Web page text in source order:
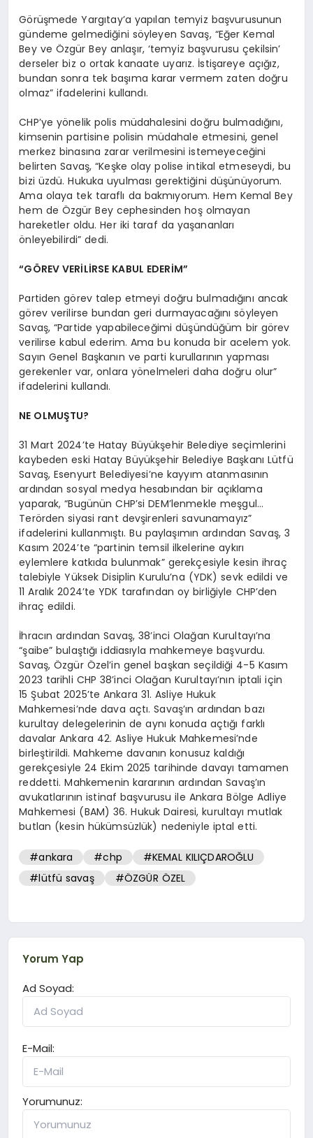
Görüşmede Yargıtay’a yapılan temyiz başvurusunun
gündeme gelmediğini söyleyen Savaş, “Eğer Kemal
Bey ve Özgür Bey anlaşır, ‘temyiz başvurusu çekilsin’
derseler biz o ortak kanaate uyarız. İstişareye açığız,
bundan sonra tek başıma karar vermem zaten doğru
olmaz” ifadelerini kullandı.
CHP’ye yönelik polis müdahalesini doğru bulmadığını,
kimsenin partisine polisin müdahale etmesini, genel
merkez binasına zarar verilmesini istemeyeceğini
belirten Savaş, “Keşke olay polise intikal etmeseydi, bu
bizi üzdü. Hukuka uyulması gerektiğini düşünüyorum.
Ama olaya tek taraflı da bakmıyorum. Hem Kemal Bey
hem de Özgür Bey cephesinden hoş olmayan
hareketler oldu. Her iki taraf da yaşananları
önleyebilirdi” dedi.
“GÖREV VERİLİRSE KABUL EDERİM”
Partiden görev talep etmeyi doğru bulmadığını ancak
görev verilirse bundan geri durmayacağını söyleyen
Savaş, “Partide yapabileceğimi düşündüğüm bir görev
verilirse kabul ederim. Ama bu konuda bir acelem yok.
Sayın Genel Başkanın ve parti kurullarının yapması
gerekenler var, onlara yönelmeleri daha doğru olur”
ifadelerini kullandı.
NE OLMUŞTU?
31 Mart 2024’te Hatay Büyükşehir Belediye seçimlerini
kaybeden eski Hatay Büyükşehir Belediye Başkanı Lütfü
Savaş, Esenyurt Belediyesi’ne kayyım atanmasının
ardından sosyal medya hesabından bir açıklama
yaparak, “Bugünün CHP’si DEM’lenmekle meşgul…
Terörden siyasi rant devşirenleri savunamayız”
ifadelerini kullanmıştı. Bu paylaşımın ardından Savaş, 3
Kasım 2024’te “partinin temsil ilkelerine aykırı
eylemlere katkıda bulunmak” gerekçesiyle kesin ihraç
talebiyle Yüksek Disiplin Kurulu’na (YDK) sevk edildi ve
11 Aralık 2024’te YDK tarafından oy birliğiyle CHP’den
ihraç edildi.
İhracın ardından Savaş, 38’inci Olağan Kurultayı’na
“şaibe” bulaştığı iddiasıyla mahkemeye başvurdu.
Savaş, Özgür Özel’in genel başkan seçildiği 4-5 Kasım
2023 tarihli CHP 38’inci Olağan Kurultayı’nın iptali için
15 Şubat 2025’te Ankara 31. Asliye Hukuk
Mahkemesi’nde dava açtı. Savaş’ın ardından bazı
kurultay delegelerinin de aynı konuda açtığı farklı
davalar Ankara 42. Asliye Hukuk Mahkemesi’nde
birleştirildi. Mahkeme davanın konusuz kaldığı
gerekçesiyle 24 Ekim 2025 tarihinde davayı tamamen
reddetti. Mahkemenin kararının ardından Savaş’ın
avukatlarının istinaf başvurusu ile Ankara Bölge Adliye
Mahkemesi (BAM) 36. Hukuk Dairesi, kurultayı mutlak
butlan (kesin hükümsüzlük) nedeniyle iptal etti.
#ankara #chp
#KEMAL KILIÇDAROĞLU
#lütfü savaş
#ÖZGÜR ÖZEL
Yorum Yap
Ad Soyad:
E-Mail:
Yorumunuz: